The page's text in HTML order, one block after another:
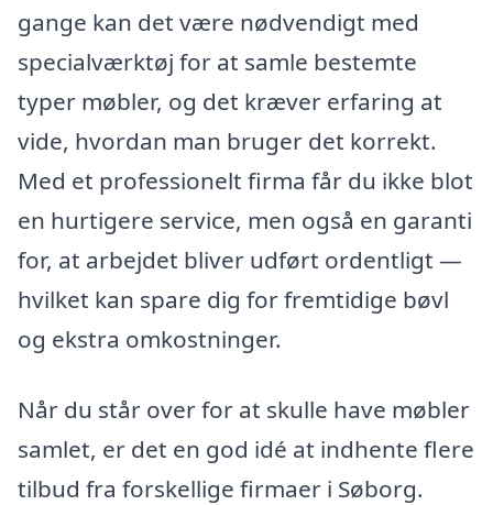
gange kan det være nødvendigt med
specialværktøj for at samle bestemte
typer møbler, og det kræver erfaring at
vide, hvordan man bruger det korrekt.
Med et professionelt firma får du ikke blot
en hurtigere service, men også en garanti
for, at arbejdet bliver udført ordentligt —
hvilket kan spare dig for fremtidige bøvl
og ekstra omkostninger.
Når du står over for at skulle have møbler
samlet, er det en god idé at indhente flere
tilbud fra forskellige firmaer i Søborg.